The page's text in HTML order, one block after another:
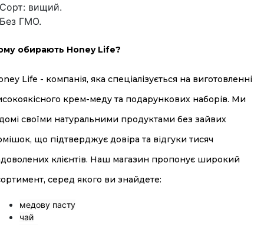
вищий.
ГМО.
обирають Honey Life?
Life - компанія, яка спеціалізується на виготовленні
крем-меду та подарункових наборів. Ми
своїми натуральними продуктами без зайвих
що підтверджує довіра та відгуки тисяч
клієнтів. Наш магазин пропонує широкий
серед якого ви знайдете:
медову пасту
чай